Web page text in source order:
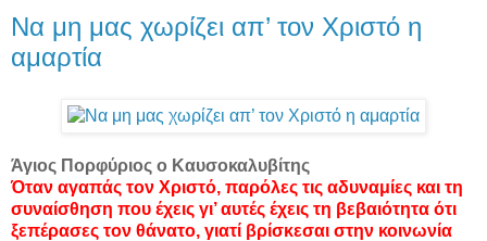
Να μη μας χωρίζει απ’ τον Χριστό η
αμαρτία
Άγιος Πορφύριος ο Καυσοκαλυβίτης
Όταν αγαπάς τον Χριστό, παρόλες τις αδυναμίες και τη
συναίσθηση που έχεις γι’ αυτές έχεις τη βεβαιότητα ότι
ξεπέρασες τον θάνατο, γιατί βρίσκεσαι στην κοινωνία